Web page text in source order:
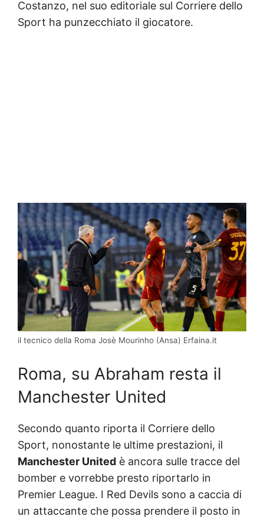
Costanzo, nel suo editoriale sul Corriere dello
Sport ha punzecchiato il giocatore.
il tecnico della Roma Josè Mourinho (Ansa) Erfaina.it
Roma, su Abraham resta il
Manchester United
Secondo quanto riporta il Corriere dello
Sport, nonostante le ultime prestazioni, il
Manchester United è ancora sulle tracce del
bomber e vorrebbe presto riportarlo in
Premier League. I Red Devils sono a caccia di
un attaccante che possa prendere il posto in